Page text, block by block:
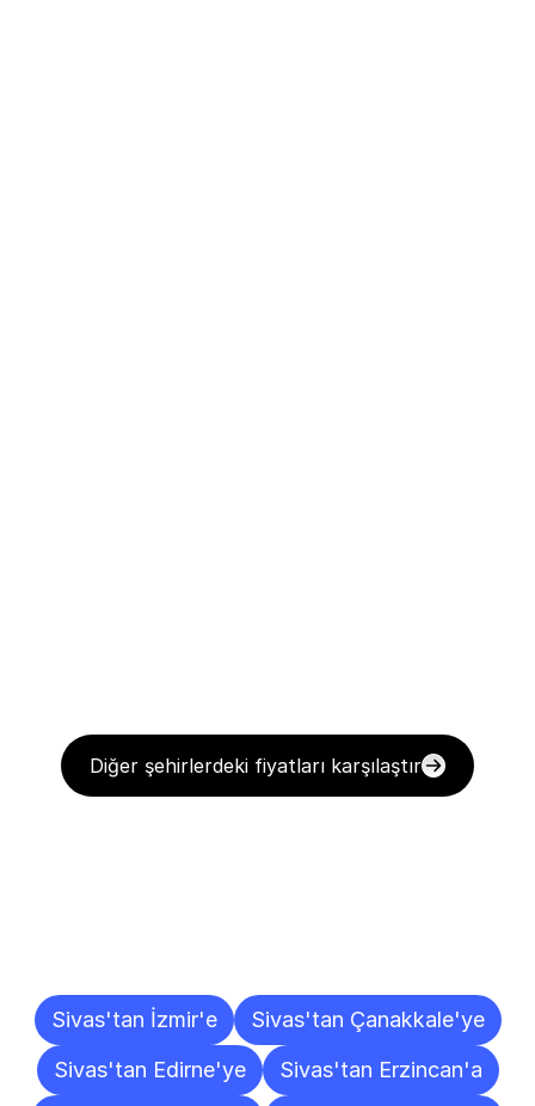
Diğer şehirlerdeki fiyatları karşılaştır
Sivas'tan İzmir'e
Sivas'tan Çanakkale'ye
Sivas'tan Edirne'ye
Sivas'tan Erzincan'a